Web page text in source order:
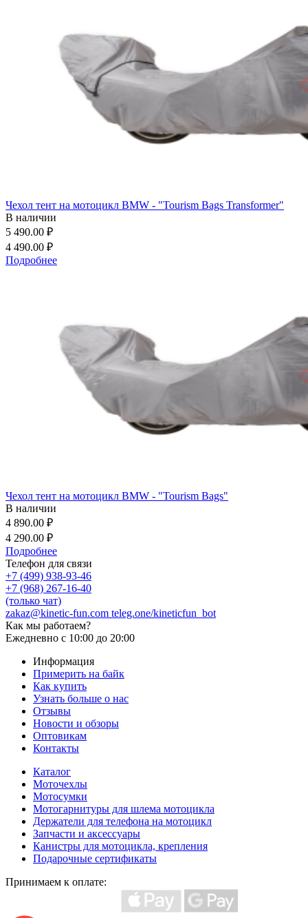
Чехол тент на мотоцикл BMW - "Tourism Bags Transformer"
В наличии
5 490.00 ₽
4 490.00 ₽
Подробнее
Чехол тент на мотоцикл BMW - "Tourism Bags"
В наличии
4 890.00 ₽
4 290.00 ₽
Подробнее
Телефон для связи
+7 (499) 938-93-46
+7 (968) 267-16-40
(только чат)
zakaz@kinetic-fun.com teleg.one/kineticfun_bot
Как мы работаем?
Ежедневно с 10:00 до 20:00
Информация
Примерить на байк
Как купить
Узнать больше о нас
Отзывы
Новости и обзоры
Оптовикам
Контакты
Каталог
Моточехлы
Мотосумки
Мотогарнитуры для шлема мотоцикла
Держатели для телефона на мотоцикл
Запчасти и аксессуары
Канистры для мотоцикла, крепления
Подарочные сертификаты
Принимаем к оплате: